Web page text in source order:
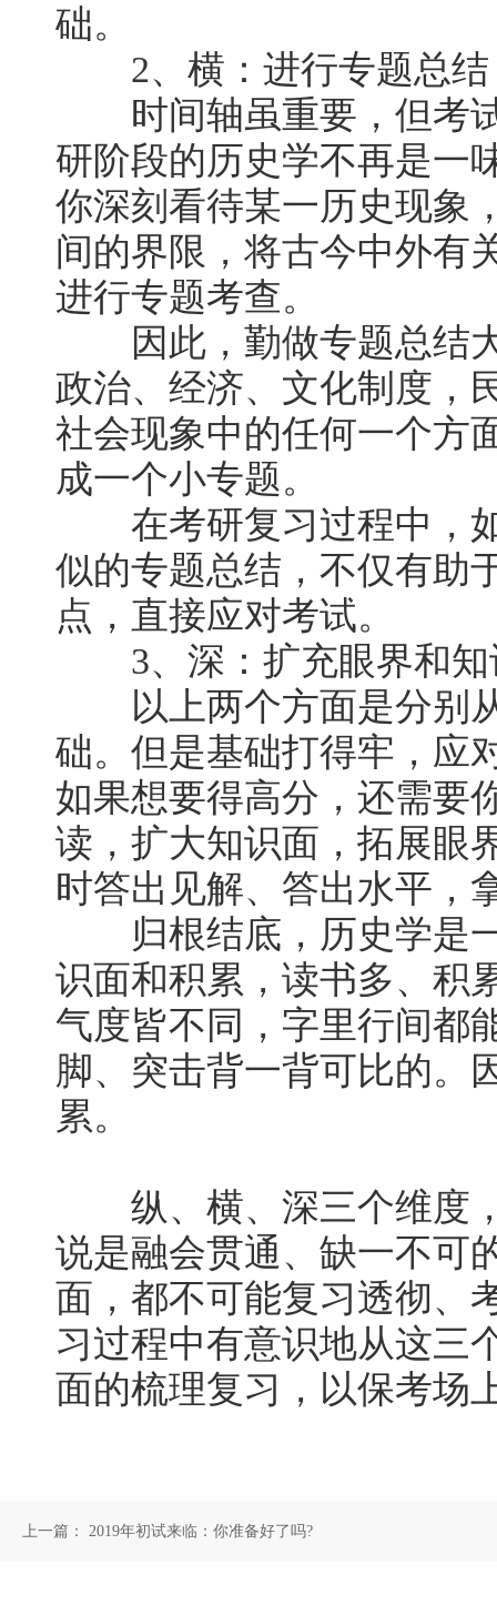
础。
2、横：进行专题总结
时间轴虽重要，但考试
研阶段的历史学不再是一
你深刻看待某一历史现象
间的界限，将古今中外有
进行专题考查。
因此，勤做专题总结大
政治、经济、文化制度，
社会现象中的任何一个方
成一个小专题。
在考研复习过程中，如
似的专题总结，不仅有助
点，直接应对考试。
3、深：扩充眼界和知
以上两个方面是分别从
础。但是基础打得牢，应
如果想要得高分，还需要
读，扩大知识面，拓展眼
时答出见解、答出水平，
归根结底，历史学是一
识面和积累，读书多、积
气度皆不同，字里行间都
脚、突击背一背可比的。
累。
纵、横、深三个维度，
说是融会贯通、缺一不可
面，都不可能复习透彻、
习过程中有意识地从这三
面的梳理复习，以保考场
上一篇： 2019年初试来临：你准备好了吗?